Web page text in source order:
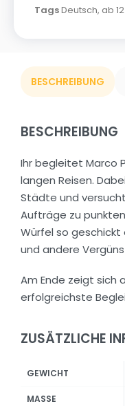
TagsDeutsch, ab
BESCHREIBUNG
BESCHREIBUNG
Ihr begleitet Marco
langen Reisen.
Städte und
Aufträge zu
Würfel so geschickt
und andere
Am Ende zeigt sich
erfolgreichste
ZUSÄTZLICHE
GEWICHT
MASSE